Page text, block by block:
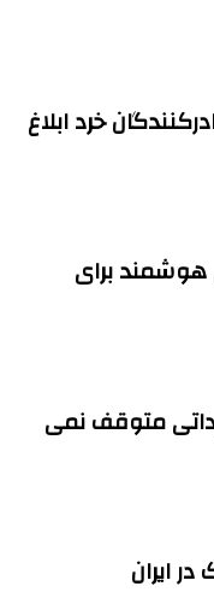
خرد ابلاغ
هوشمند برای
متوقف نمی
ایران